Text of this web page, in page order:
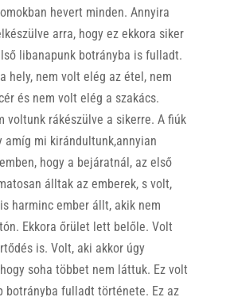
hevert minden. Annyira
arra, hogy ez ekkora siker
libanapunk botrányba is fulladt.
hely, nem volt elég az étel, nem
és nem volt elég a szakács.
voltunk rákészülve a sikerre. A fiúk
amíg mi kirándultunk,annyian
hogy a bejáratnál, az első
álltak az emberek, s volt,
harminc ember állt, akik nem
Ekkora őrület lett belőle. Volt
is. Volt, aki akkor úgy
soha többet nem láttuk. Ez volt
botrányba fulladt története. Ez az